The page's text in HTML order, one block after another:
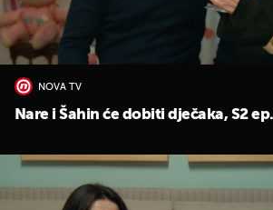
NOVA TV
Nare i Šahin će dobiti dječaka, S2